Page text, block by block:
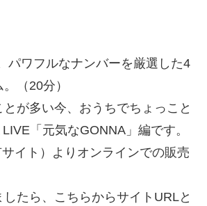
パワフルなナンバーを厳選した4
（20分）
が多い今、おうちでちょっこと
「元気なGONNA」編です。
イト）よりオンラインでの販売
たら、こちらからサイトURLと